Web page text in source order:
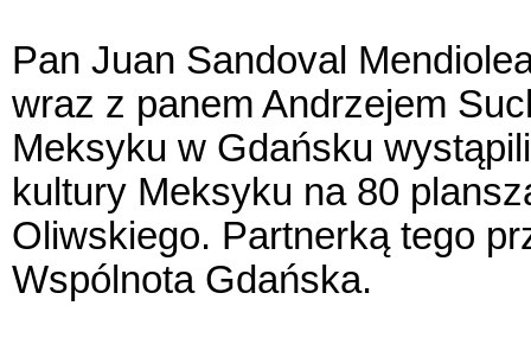
Pan Juan Sandoval
wraz z panem Andrzejem
Meksyku w Gdańsku
kultury Meksyku na 80
Oliwskiego. Partnerką tego
Wspólnota Gdańska.